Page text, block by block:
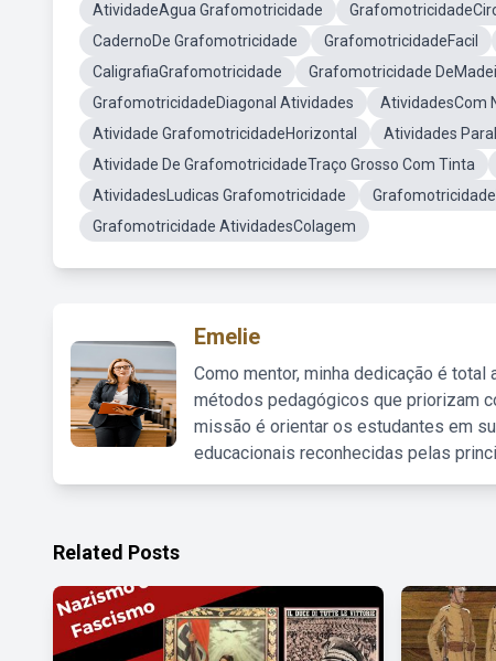
AtividadeAgua Grafomotricidade
CadernoDe Grafomotricidade
GrafomotricidadeFacil
CaligrafiaGrafomotricidade
Grafomotricidade
GrafomotricidadeDiagonal Atividades
AtividadesCom
Atividade GrafomotricidadeHorizontal
Atividades
Atividade De GrafomotricidadeTraço Grosso Com Tinta
AtividadesLudicas Grafomotricidade
Grafomotricidade AtividadesColagem
Emelie
Como mentor, minha dedicação é
métodos pedagógicos que priorizam
missão é orientar os estudantes em
educacionais reconhecidas pelas
Related Posts